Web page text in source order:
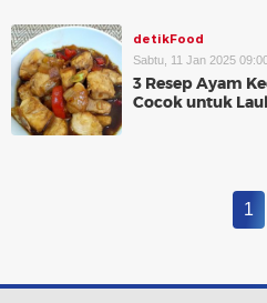
detikFood
Sabtu, 11 Jan 2025
3 Resep Ayam
Cocok untuk
1